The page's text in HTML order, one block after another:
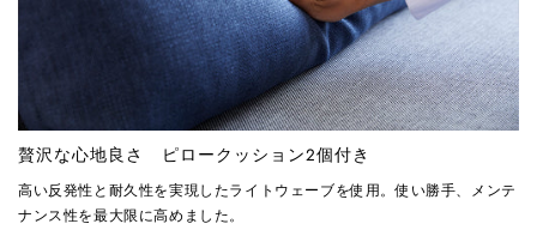
贅沢な心地良さ ピロークッション2個付き
高い反発性と耐久性を実現したライトウェーブを使用。使い勝手、メンテ
ナンス性を最大限に高めました。